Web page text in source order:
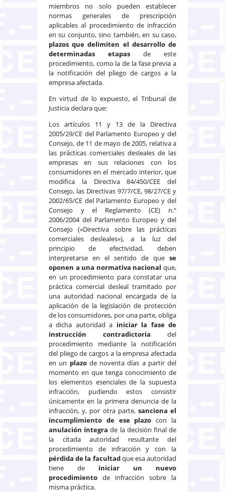
miembros no solo pueden establecer
normas generales de prescripción
aplicables al procedimiento de infracción
en su conjunto, sino también, en su caso,
plazos que delimiten el desarrollo de
determinadas etapas de este
procedimiento, como la de la fase previa a
la notificación del pliego de cargos a la
empresa afectada.
En virtud de lo expuesto, el Tribunal de
Justicia declara que:
Los artículos 11 y 13 de la Directiva
2005/29/CE del Parlamento Europeo y del
Consejo, de 11 de mayo de 2005, relativa a
las prácticas comerciales desleales de las
empresas en sus relaciones con los
consumidores en el mercado interior, que
modifica la Directiva 84/450/CEE del
Consejo, las Directivas 97/7/CE, 98/27/CE y
2002/65/CE del Parlamento Europeo y del
Consejo y el Reglamento (CE) n.º
2006/2004 del Parlamento Europeo y del
Consejo («Directiva sobre las prácticas
comerciales desleales»), a la luz del
principio de efectividad, deben
interpretarse en el sentido de que se
oponen a una normativa nacional que,
en un procedimiento para constatar una
práctica comercial desleal tramitado por
una autoridad nacional encargada de la
aplicación de la legislación de protección
de los consumidores, por una parte, obliga
a dicha autoridad a iniciar la fase de
instrucción contradictoria del
procedimiento mediante la notificación
del pliego de cargos a la empresa afectada
en un plazode noventa días a partir del
momento en que tenga conocimiento de
los elementos esenciales de la supuesta
infracción, pudiendo estos consistir
únicamente en la primera denuncia de la
infracción, y, por otra parte, sanciona el
incumplimiento de ese plazo con la
anulación íntegra de la decisión final de
la citada autoridad resultante del
procedimiento de infracción y con la
pérdida de la facultadque esa autoridad
tiene de iniciar un nuevo
procedimiento de infracción sobre la
misma práctica.